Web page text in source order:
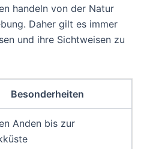
handeln von der Natur
Daher gilt es immer
und ihre Sichtweisen zu
Besonderheiten
Anden bis zur